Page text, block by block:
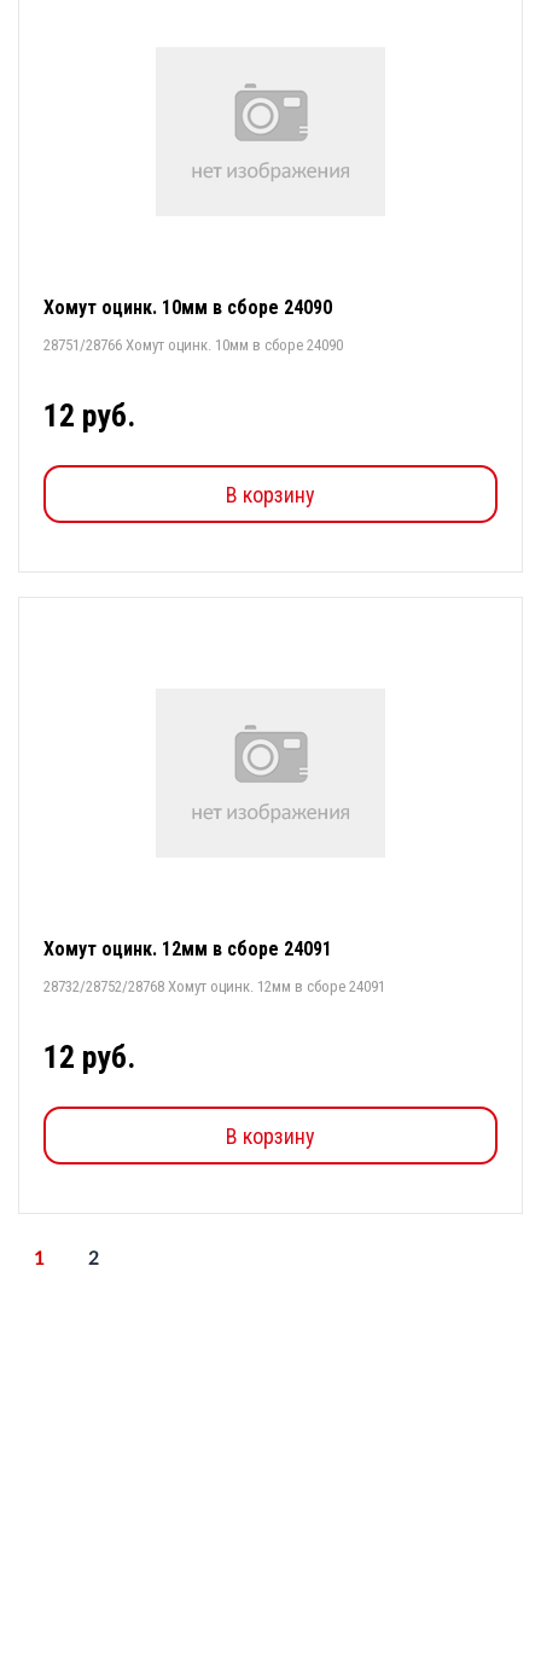
Хомут оцинк. 10мм в сборе 24090
28751/28766 Хомут оцинк. 10мм в сборе 24090
12 руб.
В корзину
Хомут оцинк. 12мм в сборе 24091
28732/28752/28768 Хомут оцинк. 12мм в сборе 24091
12 руб.
В корзину
1 2